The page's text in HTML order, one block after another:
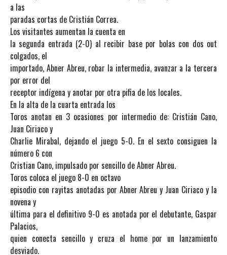
a las
paradas cortas de Cristián Correa.
Los visitantes aumentan la cuenta en
la segunda entrada (2-0) al recibir base por bolas con dos out
colgados, el
importado, Abner Abreu, robar la intermedia, avanzar a la tercera
por error del
receptor indígena y anotar por otra pifia de los locales.
En la alta de la cuarta entrada los
Toros anotan en 3 ocasiones por intermedio de: Cristián Cano,
Juan Ciriaco y
Charlie Mirabal, dejando el juego 5-0. En el sexto consiguen la
número 6 con
Cristian Cano, impulsado por sencillo de Abner Abreu.
Toros coloca el juego 8-0 en octavo
episodio con rayitas anotadas por Abner Abreu y Juan Ciriaco y la
novena y
última para el definitivo 9-0 es anotada por el debutante, Gaspar
Palacios,
quien conecta sencillo y cruza el home por un lanzamiento
desviado.